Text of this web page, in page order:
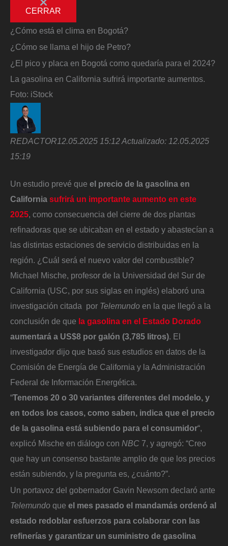
CERRAR
¿Cómo está el clima en Bogotá?
¿Cómo se llama el hijo de Petro?
¿El pico y placa en Bogotá como quedaría para el 2024?
La gasolina en California sufrirá importante aumentos.
Foto: iStock
REDACTOR12.05.2025 15:12Actualizado: 12.05.2025
15:19
Un estudio prevé que el precio de la gasolina en
California sufrirá un importante aumento en este
2025, como consecuencia del cierre de dos plantas
refinadoras que se ubicaban en el estado y abastecían a
las distintas estaciones de servicio distribuidas en la
región. ¿Cuál será el nuevo valor del combustible?
Michael Mische, profesor de la Universidad del Sur de
California (USC, por sus siglas en inglés) elaboró una
investigación citada por Telemundo en la que llegó a la
conclusión de que la gasolina en el Estado Dorado
aumentará a US$8 por galón (3,785 litros). El
investigador dijo que basó sus estudios en datos de la
Comisión de Energía de California y la Administración
Federal de Información Energética.
“Tenemos 20 o 30 variantes diferentes del modelo, y
en todos los casos, como saben, indica que el precio
de la gasolina está subiendo para el consumidor“,
explicó Mische en diálogo con NBC 7, y agregó: “Creo
que hay un consenso bastante amplio de que los precios
están subiendo, y la pregunta es, ¿cuánto?”.
Un portavoz del gobernador Gavin Newsom declaró ante
Telemundo que el mes pasado el mandamás ordenó al
estado redoblar esfuerzos para colaborar con las
refinerías y garantizar un suministro de gasolina